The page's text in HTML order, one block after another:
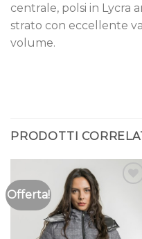
centrale, polsi in Lycra
strato con eccellente
volume.
PRODOTTI
Offerta!
desideri